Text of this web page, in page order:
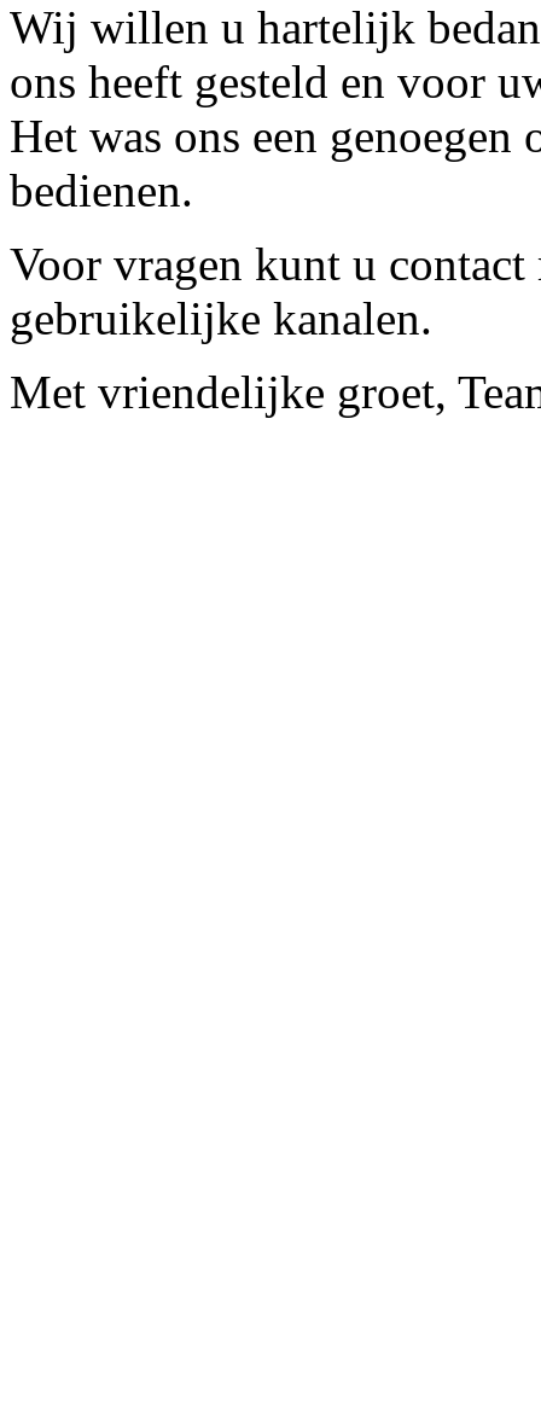
Wij willen u hartelijk
ons heeft gesteld en voor
Het was ons een
bedienen.
Voor vragen kunt u contact
gebruikelijke kanalen.
Met vriendelijke groet,